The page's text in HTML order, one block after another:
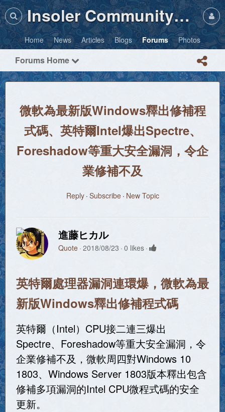
Insoler Community・Photos
Home News Articles Blogs Forums Photos
Forums Home
微軟為最新版Windows釋出修補程
式碼 、英特爾Intel爆出Spectre、
Foreshadow等重大安全漏洞，令企
業修補不及
Reply Subscribe New Topic
進藤ヒカル
Quote 2018/08/23 0 likes
英特爾處理器漏洞連環爆，微軟為最
新版Windows釋出修補程式碼
英特爾（Intel）CPU接二連三爆出
Spectre、Foreshadow等重大安全漏洞，令
企業修補不及，微軟周四對Windows 10
1803、Windows Server 1803版本釋出包含
修補多項漏洞的Intel CPU微程式碼的安全
更新。